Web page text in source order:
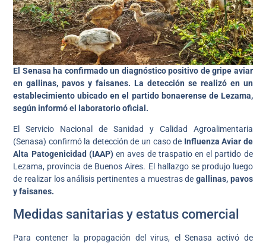
El Senasa ha confirmado un diagnóstico positivo de gripe aviar
en gallinas, pavos y faisanes. La detección se realizó en un
establecimiento ubicado en el partido bonaerense de Lezama,
según informó el laboratorio oficial.
El Servicio Nacional de Sanidad y Calidad Agroalimentaria
(Senasa) confirmó la detección de un caso de Influenza Aviar de
Alta Patogenicidad (IAAP)en aves de traspatio en el partido de
Lezama, provincia de Buenos Aires. El hallazgo se produjo luego
de realizar los análisis pertinentes a muestras de gallinas, pavos
y faisanes.
Medidas sanitarias y estatus comercial
Para contener la propagación del virus, el Senasa activó de